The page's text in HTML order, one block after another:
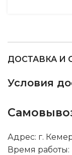
ДОСТАВКА И
Условия
Адрес: г.
Время работы: